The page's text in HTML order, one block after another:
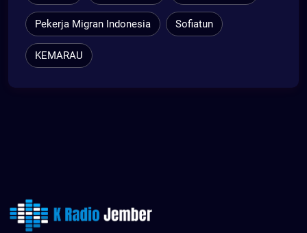
Pekerja Migran Indonesia Sofiatun
KEMARAU